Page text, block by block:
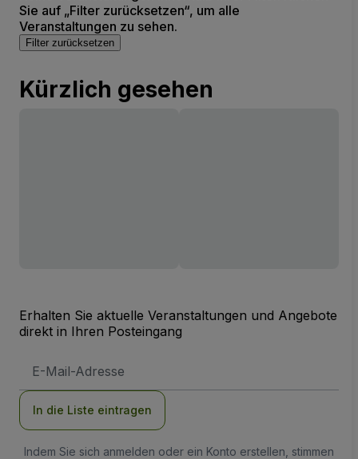
Sie auf „Filter zurücksetzen“, um alle
Veranstaltungen zu sehen.
Filter zurücksetzen
Kürzlich gesehen
Erhalten Sie aktuelle Veranstaltungen und Angebote
direkt in Ihren Posteingang
Mail-
In die Liste eintragen
Indem Sie sich anmelden oder ein Konto erstellen, stimmen